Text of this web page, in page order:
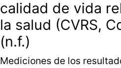
calidad de vida
la salud (CVRS,
(n.f.)
Mediciones de los